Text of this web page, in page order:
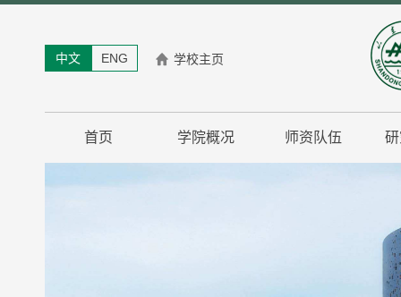
中文 ENG 学校主页
首页 学院概况 师资队伍